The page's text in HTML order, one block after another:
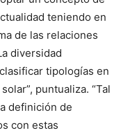
teniendo en
de las relaciones
diversidad
tipologías en
puntualiza. “Tal
definición de
con estas